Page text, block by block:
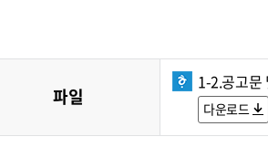
파일
1-2.공고문
다운로드